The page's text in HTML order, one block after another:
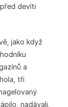
devíti
jako když
a
tři
nadávali,